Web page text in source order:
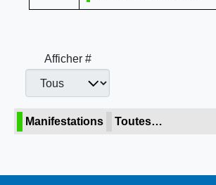
Limite de
Afficher #
Manifestations Toutes…